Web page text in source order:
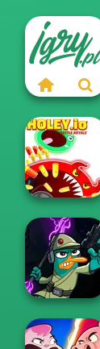
Holey.io Battle
Royale